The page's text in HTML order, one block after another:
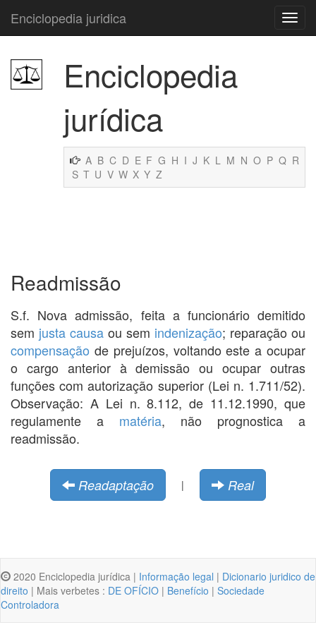
Enciclopedia juridica
Enciclopedia
jurídica
A B C D E F G H I J K L M N O P Q R
S T U V W X Y Z
Readmissão
S.f. Nova admissão, feita a funcionário demitido
sem justa causa ou sem indenização; reparação ou
compensação de prejuízos, voltando este a ocupar
o cargo anterior à demissão ou ocupar outras
funções com autorização superior (Lei n. 1.711/52).
Observação: A Lei n. 8.112, de 11.12.1990, que
regulamente a matéria, não prognostica a
readmissão.
Readaptação | Real
2020 Enciclopedia jurídica | Informação legal | Dicionario juridico de
direito | Mais verbetes : DE OFÍCIO | Benefício | Sociedade
Controladora